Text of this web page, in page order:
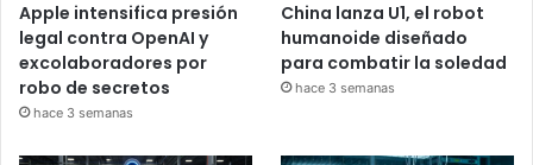
Apple intensifica presión
legal contra OpenAI y
excolaboradores por
robo de secretos
hace 3 semanas
China lanza U1, el robot
humanoide diseñado
para combatir la soledad
hace 3 semanas